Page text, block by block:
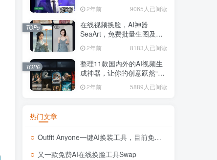
2年前 9065人已阅读
在线视频换脸，AI神器
SeaArt，免费批量生图及图
2年前 8183人已阅读
TOP5
整理11款国内外的AI视频生
成神器，让你的创意跃然“屏”
上 2年前 5889人已阅读
TOP6
热门文章
Outfit Anyone一键AI换装工具，目前免费体验
又一款免费AI在线换脸工具Swap